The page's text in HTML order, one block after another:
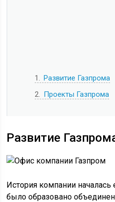
1
Развитие Газпрома
2
Проекты Газпрома
Развитие
История компании
было образовано